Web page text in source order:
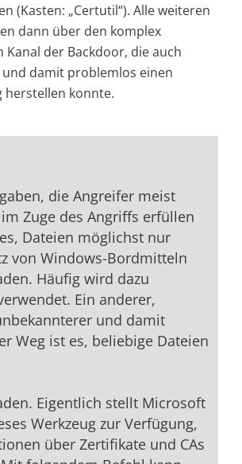
(Kasten: „Certutil“). Alle weiteren
dann über den komplex
Kanal der Backdoor, die auch
damit problemlos einen
herstellen konnte.
die Angreifer meist
Zuge des Angriffs erfüllen
Dateien möglichst nur
von Windows-Bordmitteln
Häufig wird dazu
Ein anderer,
und damit
Weg ist es, beliebige Dateien
Eigentlich stellt Microsoft
Werkzeug zur Verfügung,
über Zertifikate und CAs